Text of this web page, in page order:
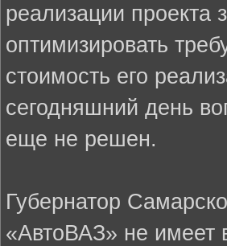
реализации проекта
оптимизировать
стоимость его
сегодняшний день
еще не решен.
Губернатор
«АвтоВАЗ» не имеет